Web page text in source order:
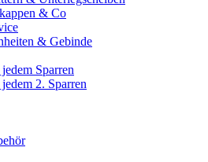
& Co
& Gebinde
Sparren
2. Sparren